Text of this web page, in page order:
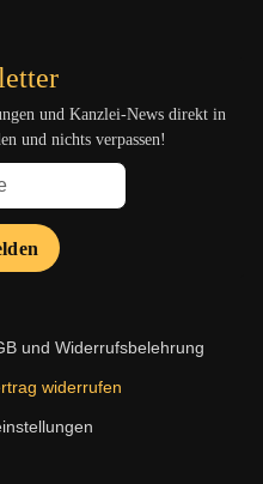
und Kanzlei-News direkt in
und nichts verpassen!
Navigation
und Widerrufsbelehrung
widerrufen